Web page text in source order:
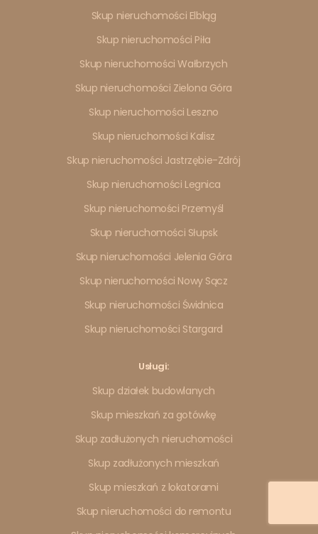
Skup nieruchomości Elbląg
Skup nieruchomości Piła
Skup nieruchomości Wałbrzych
Skup nieruchomości Zielona Góra
Skup nieruchomości Leszno
Skup nieruchomości Kalisz
Skup nieruchomości Jastrzębie-Zdrój
Skup nieruchomości Legnica
Skup nieruchomości Przemyśl
Skup nieruchomości Słupsk
Skup nieruchomości Jelenia Góra
Skup nieruchomości Nowy Sącz
Skup nieruchomości Świdnica
Skup nieruchomości Stargard
Usługi:
Skup działek budowlanych
Skup mieszkań za gotówkę
Skup zadłużonych nieruchomości
Skup zadłużonych mieszkań
Skup mieszkań z lokatorami
Skup nieruchomości do remontu